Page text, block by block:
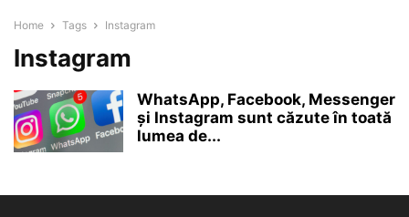
Home Tags Instagram
Instagram
WhatsApp, Facebook, Messenger
și Instagram sunt căzute în toată
lumea de...